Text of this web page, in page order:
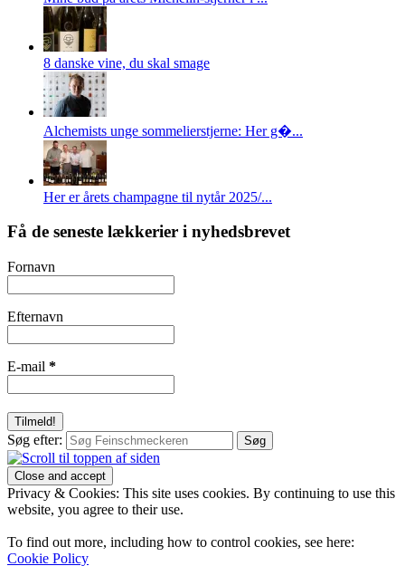
8 danske vine, du skal smage
Alchemists unge sommelierstjerne: Her g�...
Her er årets champagne til nytår 2025/...
Få de seneste lækkerier i nyhedsbrevet
Fornavn
Efternavn
E-mail *
Søg efter:
Privacy & Cookies: This site uses cookies. By continuing to use this
website, you agree to their use.
To find out more, including how to control cookies, see here:
Cookie Policy